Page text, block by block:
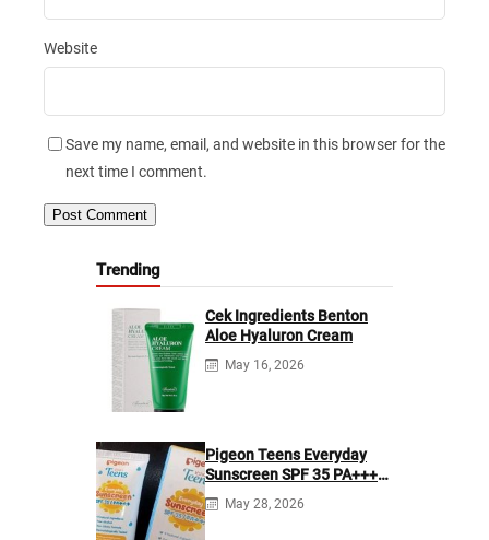
Website
Save my name, email, and website in this browser for the
next time I comment.
Trending
Cek Ingredients Benton
Aloe Hyaluron Cream
May 16, 2026
Pigeon Teens Everyday
Sunscreen SPF 35 PA+++
Ingredients
May 28, 2026